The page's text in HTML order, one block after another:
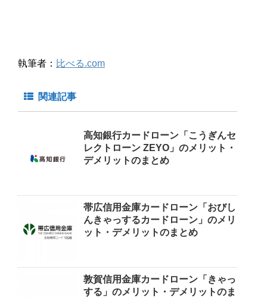
執筆者： 比べる.com
関連記事
高知銀行カードローン「こうぎんセ
レクトローン ZEYO」のメリット・
デメリットのまとめ
帯広信用金庫カードローン「おびし
んきゃっするカードローン」のメリ
ット・デメリットのまとめ
敦賀信用金庫カードローン「きゃっ
する」のメリット・デメリットのま